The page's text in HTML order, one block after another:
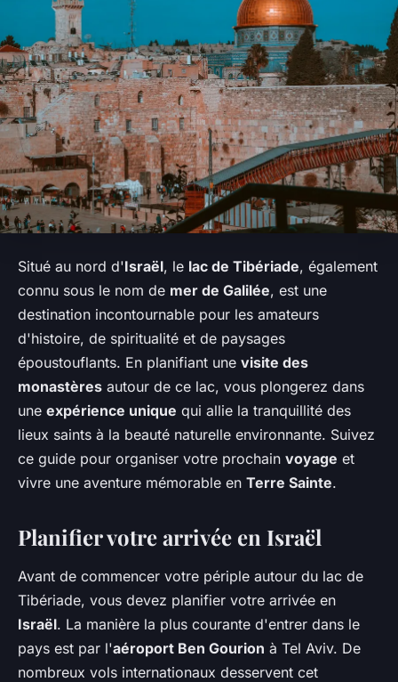
Situé au nord d'Israël, le lac de Tibériade, également
connu sous le nom de mer de Galilée, est une
destination incontournable pour les amateurs
d'histoire, de spiritualité et de paysages
époustouflants. En planifiant une visite des
monastères autour de ce lac, vous plongerez dans
une expérience unique qui allie la tranquillité des
lieux saints à la beauté naturelle environnante. Suivez
ce guide pour organiser votre prochain voyage et
vivre une aventure mémorable en Terre Sainte.
Planifier votre arrivée en Israël
Avant de commencer votre périple autour du lac de
Tibériade, vous devez planifier votre arrivée en
Israël. La manière la plus courante d'entrer dans le
pays est par l'aéroport Ben Gourion à Tel Aviv. De
nombreux vols internationaux desservent cet